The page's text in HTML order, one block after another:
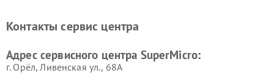
Контакты сервис центра
Адрес сервисного центра SuperMicro:
г. Орёл, Ливенская ул., 68А